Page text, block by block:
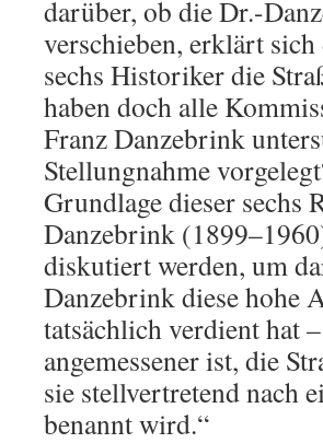
darüber, ob die Dr.-
verschieben, erklärt
sechs Historiker die
haben doch alle
Franz Danzebrink
Stellungnahme
Grundlage dieser sechs
Danzebrink
diskutiert werden, um
Danzebrink diese hohe
tatsächlich verdient hat
angemessener ist, die
sie stellvertretend nach
benannt wird.“